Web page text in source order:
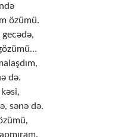
özümü.
gecədə,
də.
sənə də.